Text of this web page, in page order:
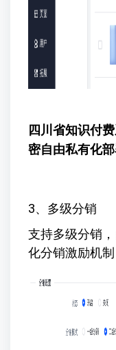
四川省知识付
密自由私有化
3、多级分销
支持多级分销
化分销激励机